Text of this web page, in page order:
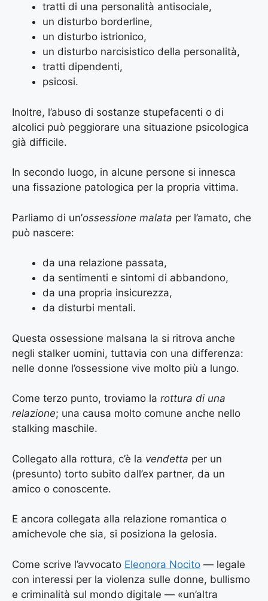
tratti di una personalità antisociale,
un disturbo borderline,
un disturbo istrionico,
un disturbo narcisistico della personalità,
tratti dipendenti,
psicosi.
Inoltre, l’abuso di sostanze stupefacenti o di
alcolici può peggiorare una situazione psicologica
già difficile.
In secondo luogo, in alcune persone si innesca
una fissazione patologica per la propria vittima.
Parliamo di un’ossessione malata per l’amato, che
può nascere:
da una relazione passata,
da sentimenti e sintomi di abbandono,
da una propria insicurezza,
da disturbi mentali.
Questa ossessione malsana la si ritrova anche
negli stalker uomini, tuttavia con una differenza:
nelle donne l’ossessione vive molto più a lungo.
Come terzo punto, troviamo la rottura di una
relazione; una causa molto comune anche nello
stalking maschile.
Collegato alla rottura, c’è la vendetta per un
(presunto) torto subito dall’ex partner, da un
amico o conoscente.
E ancora collegata alla relazione romantica o
amichevole che sia, si posiziona la gelosia.
Come scrive l’avvocato Eleonora Nocito — legale
con interessi per la violenza sulle donne, bullismo
e criminalità sul mondo digitale — «un’altra